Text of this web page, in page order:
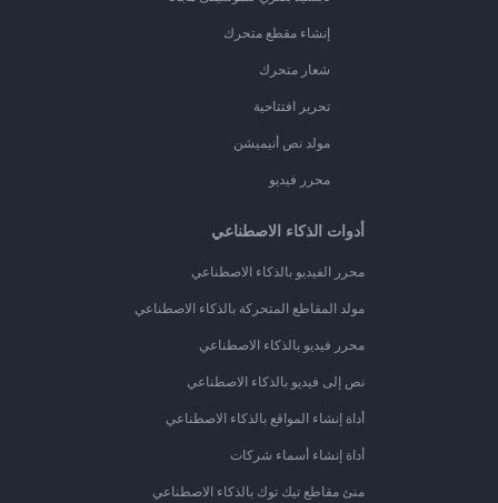
إنشاء مقطع متحرك
شعار متحرك
تحرير افتتاحية
مولد نص أنيميشن
محرر فيديو
أدوات الذكاء الاصطناعي
محرر الفيديو بالذكاء الاصطناعي
مولد المقاطع المتحركة بالذكاء الاصطناعي
محرر فيديو بالذكاء الاصطناعي
نص إلى فيديو بالذكاء الاصطناعي
أداة إنشاء المواقع بالذكاء الاصطناعي
أداة إنشاء أسماء شركات
منئ مقاطع تيك توك بالذكاء الاصطناعي